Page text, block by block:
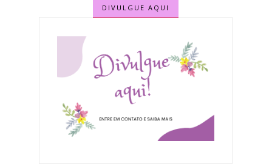
DIVULGUE AQUI